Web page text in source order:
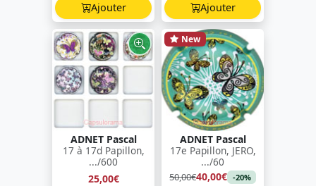
Ajouter
Ajouter
ADNET Pascal
17 à 17d Papillon,
.../600
25,00€
New
ADNET Pascal
17e Papillon, JERO,
.../60
50,00€40,00€ -20%